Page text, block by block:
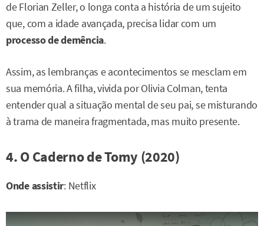
de Florian Zeller, o longa conta a história de um sujeito
que, com a idade avançada, precisa lidar com um
processo de demência.
Assim, as lembranças e acontecimentos se mesclam em
sua memória. A filha, vivida por Olivia Colman, tenta
entender qual a situação mental de seu pai, se misturando
à trama de maneira fragmentada, mas muito presente.
4. O Caderno de Tomy (2020)
Onde assistir: Netflix